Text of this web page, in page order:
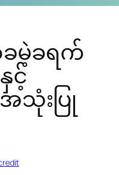
ခမဲ့ခရက်
င့်
သုံးပြု